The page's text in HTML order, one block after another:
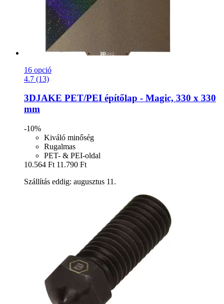
16 opció
4.7 (13)
3DJAKE PET/PEI építőlap -​ Magic, 330 x 330
mm
-10%
Kiváló minőség
Rugalmas
PET- & PEI-oldal
10.564 Ft 11.790 Ft
Szállítás eddig: augusztus 11.